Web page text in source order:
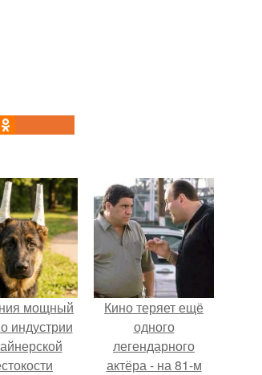
мощный
индустрии
Кино теряет ещё
одного
легендарного
актёра - на 81-м